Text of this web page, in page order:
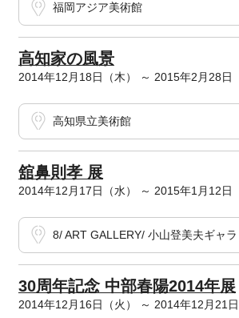
福岡アジア美術館
高知家の風景
2014年12月18日（木） ～ 2015年2月28日
高知県立美術館
舘鼻則孝 展
2014年12月17日（水） ～ 2015年1月12日
8/ ART GALLERY/ 小山登美夫ギャ
30周年記念 中部春陽2014年展
2014年12月16日（火） ～ 2014年12月21日